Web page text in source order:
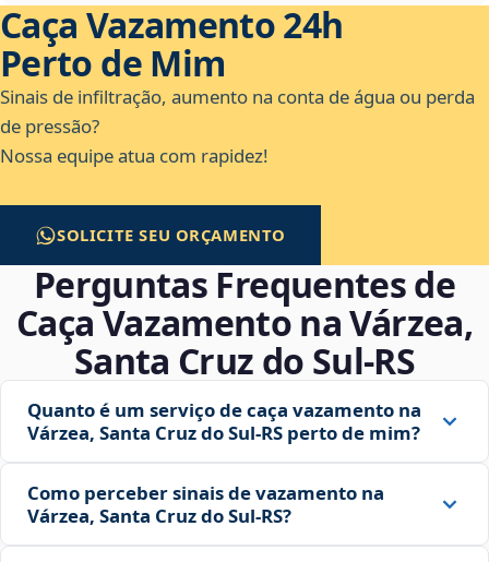
Caça Vazamento 24h
Perto de Mim
Sinais de infiltração, aumento na conta de água ou perda
de pressão?
Nossa equipe atua com rapidez!
SOLICITE SEU ORÇAMENTO
Perguntas Frequentes de
Caça Vazamento na Várzea,
Santa Cruz do Sul‑RS
Quanto é um serviço de caça vazamento na
Várzea, Santa Cruz do Sul‑RS perto de mim?
Como perceber sinais de vazamento na
Várzea, Santa Cruz do Sul‑RS?